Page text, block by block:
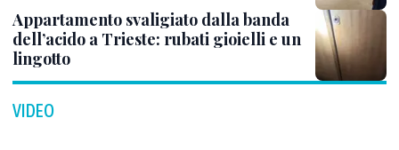
Appartamento svaligiato dalla banda
dell’acido a Trieste: rubati gioielli e un
lingotto
VIDEO